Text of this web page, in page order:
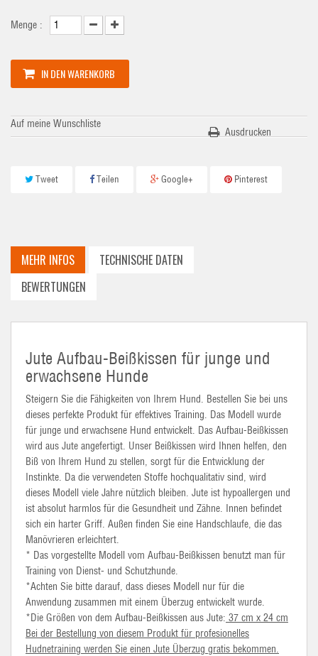
Menge :
IN DEN WARENKORB
Auf meine Wunschliste
Ausdrucken
Tweet Teilen Google+ Pinterest
MEHR INFOS
TECHNISCHE DATEN
BEWERTUNGEN
Jute Aufbau-Beißkissen für junge und
erwachsene Hunde
Steigern Sie die Fähigkeiten von Ihrem Hund. Bestellen Sie bei uns
dieses perfekte Produkt für effektives Training. Das Modell wurde
für junge und erwachsene Hund entwickelt. Das Aufbau-Beißkissen
wird aus Jute angefertigt. Unser Beißkissen wird Ihnen helfen, den
Biß von Ihrem Hund zu stellen, sorgt für die Entwicklung der
Instinkte. Da die verwendeten Stoffe hochqualitativ sind, wird
dieses Modell viele Jahre nützlich bleiben. Jute ist hypoallergen und
ist absolut harmlos für die Gesundheit und Zähne. Innen befindet
sich ein harter Griff. Außen finden Sie eine Handschlaufe, die das
Manövrieren erleichtert.
* Das vorgestellte Modell vom Aufbau-Beißkissen benutzt man für
Training von Dienst- und Schutzhunde.
*Achten Sie bitte darauf, dass dieses Modell nur für die
Anwendung zusammen mit einem Überzug entwickelt wurde.
*Die Größen von dem Aufbau-Beißkissen aus Jute: 37 cm x 24 cm
Bei der Bestellung von diesem Produkt für profesionelles
Hudnetraining werden Sie einen Jute Überzug gratis bekommen.